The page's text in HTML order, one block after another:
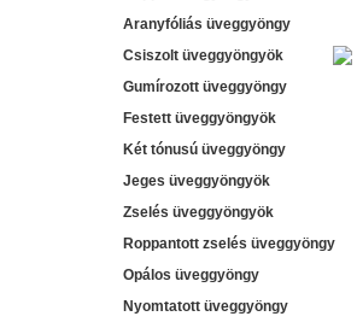
Aranyfóliás üveggyöngy
Csiszolt üveggyöngyök
Gumírozott üveggyöngy
Festett üveggyöngyök
Két tónusú üveggyöngy
Jeges üveggyöngyök
Zselés üveggyöngyök
Roppantott zselés üveggyöngy
Opálos üveggyöngy
Nyomtatott üveggyöngy